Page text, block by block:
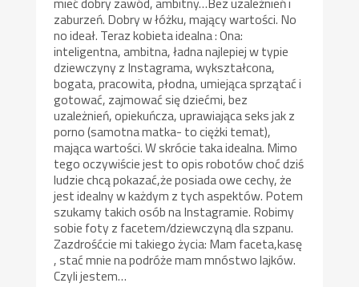
zaburzeń. Dobry w łóżku, mający wartości. No
no ideał. Teraz kobieta idealna : Ona:
inteligentna, ambitna, ładna najlepiej w typie
dziewczyny z Instagrama, wykształcona,
bogata, pracowita, płodna, umiejąca sprzątać i
gotować, zajmować się dziećmi, bez
uzależnień, opiekuńcza, uprawiająca seks jak z
porno (samotna matka- to ciężki temat),
mająca wartości. W skrócie taka idealna. Mimo
tego oczywiście jest to opis robotów choć dziś
ludzie chcą pokazać,że posiada owe cechy, że
jest idealny w każdym z tych aspektów. Potem
szukamy takich osób na Instagramie. Robimy
sobie foty z facetem/dziewczyną dla szpanu.
Zazdrośćcie mi takiego życia: Mam faceta,kasę
, stać mnie na podróże mam mnóstwo lajków.
Czyli jestem…